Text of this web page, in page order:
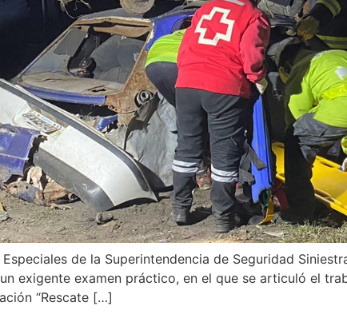
de la Superintendencia de Seguridad
exigente examen práctico, en el que se articuló el
“Rescate […]